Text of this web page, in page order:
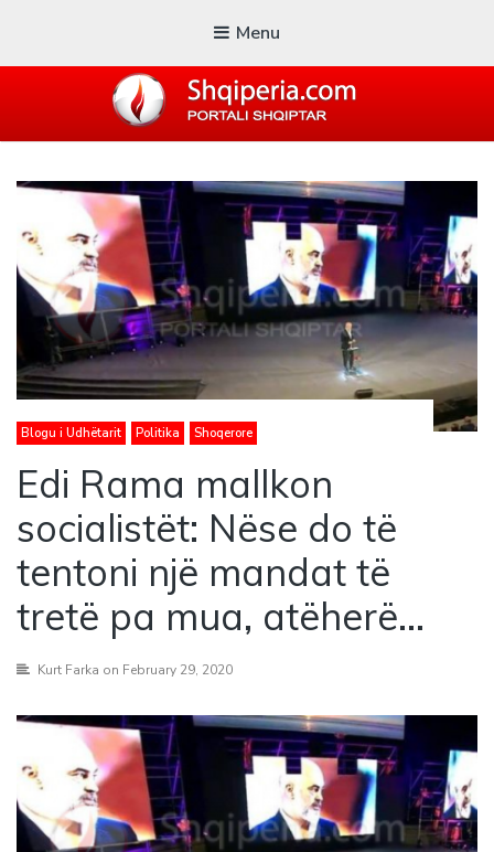
Menu
Blogu i ShqiperiaCom
Blogu i Udhëtarit Politika Shoqerore
Edi Rama mallkon
socialistët: Nëse do të
tentoni një mandat të
tretë pa mua, atëherë…
Kurt Farka on February 29, 2020